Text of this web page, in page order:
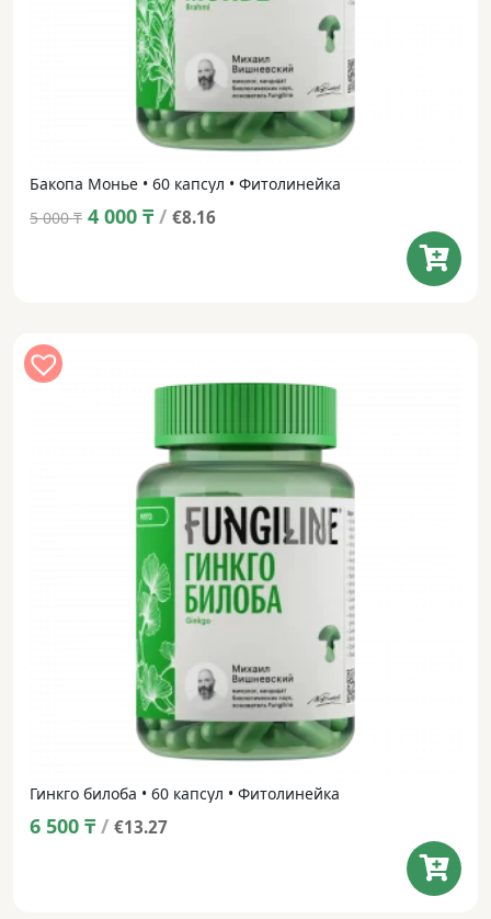
Бакопа Монье • 60 капсул • Фитолинейка
5 000₸ Original
4 000 ₸Current
/ €8.16
Гинкго билоба • 60 капсул • Фитолинейка
6 500 ₸ / €13.27